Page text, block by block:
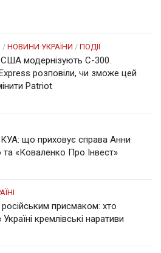
/ НОВИНИ УКРАЇНИ / ПОДІЇ
США модернізують С-300.
розповіли, чи зможе цей
Patriot
що приховує справа Анни
«Коваленко Про Інвест»
російським присмаком: хто
кремлівські наративи